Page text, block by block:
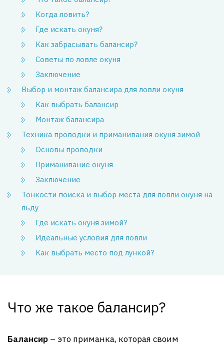
Когда ловить?
Где искать окуня?
Как забрасывать балансир?
Советы по ловле окуня
Заключение
Выбор и монтаж балансира для ловли окуня
Как выбрать балансир
Монтаж балансира
Техника проводки и приманивания окуня зимой
Основы проводки
Приманивание окуня
Заключение
Тонкости поиска и выбор места для ловли окуня на
льду
Где искать окуня зимой?
Идеальные условия для ловли
Как выбрать место под лункой?
Что же такое балансир?
Балансир – это приманка, которая своим